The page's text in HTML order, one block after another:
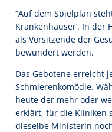
“Auf dem Spielplan
Krankenhäuser’. In
als Vorsitzende der
bewundert werden.
Das Gebotene erreicht
Schmierenkomödie.
heute der mehr oder
erklärt, für die Kliniken
dieselbe Ministerin